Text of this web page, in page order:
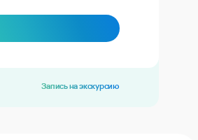
Запись на экскурсию